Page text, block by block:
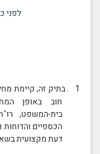
לפני
1. בתיק זה, קיימת
חוב באופן
בית-המשפט,
הכספיים והדוחות
דעתמקצועית